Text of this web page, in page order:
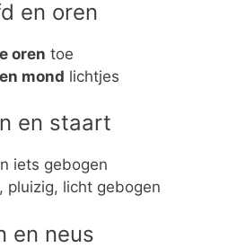
en oren
oren toe
mond lichtjes
en staart
iets gebogen
pluizig, licht gebogen
en neus